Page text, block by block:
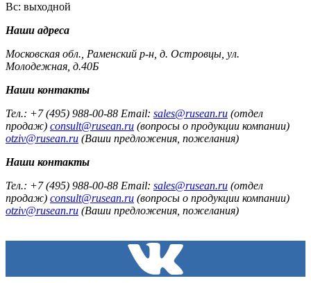
Вс: выходной
Наши адреса
Московская обл., Раменский р-н, д. Островцы, ул.
Молодежная, д.40Б
Наши контакты
Тел.: +7 (495) 988-00-88 Email: sales@rusean.ru (отдел
продаж) consult@rusean.ru (вопросы о продукции компании)
otziv@rusean.ru (Ваши предложения, пожелания)
Наши контакты
Тел.: +7 (495) 988-00-88 Email: sales@rusean.ru (отдел
продаж) consult@rusean.ru (вопросы о продукции компании)
otziv@rusean.ru (Ваши предложения, пожелания)